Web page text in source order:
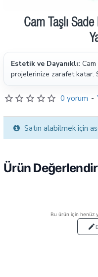
Ön Sipariş
Cam Taşlı Sade
Estetik ve Dayanıklı: Cam
projelerinize zarafet katar.
0 yorum -
Satın alabilmek için
Ürün
Bu ürün için henüz